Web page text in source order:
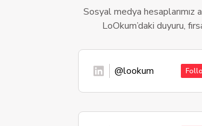
Sosyal medya hesaplarımız
LoOkum’daki duyuru,
@lookum